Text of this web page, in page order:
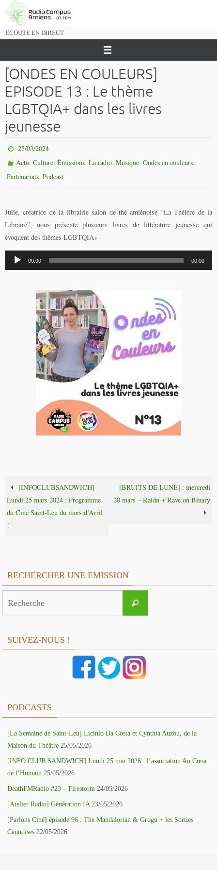
Passer
vers
ECOUTE EN DIRECT
[ONDES EN COULEURS]
EPISODE 13 : Le thème
LGBTQIA+ dans les livres
jeunesse
25/03/2024
Actu,Culture,Émissions,La radio,Musique,Ondes en couleurs,
Partenariats, Podcast
Julie, créatrice de la librairie salon de thé amiènoise “La Théière de la
Libraire”, nous présente plusieurs livres de littérature jeunesse qui
évoquent des thèmes LGBTQIA+
Lecteur
audio
00:00 00:00
[INFOCLUBSANDWICH]
Lundi 25 mars 2024 : Programme
du Ciné Saint-Leu du mois d’Avril
!
[BRUITS DE LUNE] : mercredi
20 mars – Raidn + Rave on Binary
RECHERCHER UNE EMISSION
Recherche
SUIVEZ-NOUS !
PODCASTS
[La Semaine de Saint-Leu] Licinio Da Costa et Cynthia Auzou, de la
Maison du Théâtre 25/05/2026
[INFO CLUB SANDWICH] Lundi 25 mai 2026 : l’association Au Cœur
de l’Humain 25/05/2026
DeathFMRadio #23 – Firestorm 24/05/2026
[Atelier Radio] Génération IA 23/05/2026
[Parlons Ciné] épisode 96 : The Mandalorian & Grogu + les Sorties
Cannoises 22/05/2026